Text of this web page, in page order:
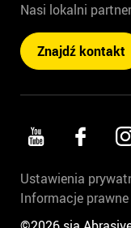
Nasi lokalni
Znajdź kontakt
Ustawienia
Informacje prawne